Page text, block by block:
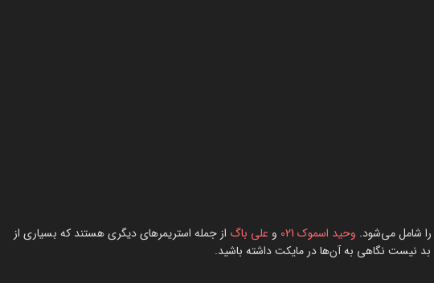
وحید اسموک 021 و علی باگ از جمله استریمرهای دیگری هستند که بسیاری از
بد نیست نگاهی به آن‌ها در مایکت داشته باشید.